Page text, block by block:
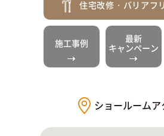
住宅改修・バリアフ
施工事例
最新
キャンペーン
ショールームア